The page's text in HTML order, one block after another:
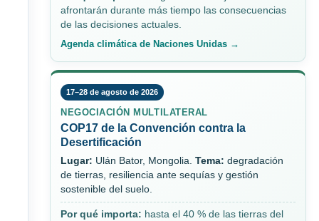
afrontarán durante más tiempo las consecuencias
de las decisiones actuales.
Agenda climática de Naciones Unidas →
17–28 de agosto de 2026
NEGOCIACIÓN MULTILATERAL
COP17 de la Convención contra la
Desertificación
Lugar: Ulán Bator, Mongolia. Tema: degradación
de tierras, resiliencia ante sequías y gestión
sostenible del suelo.
Por qué importa: hasta el 40 % de las tierras del